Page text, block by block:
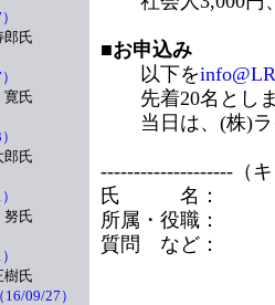
氏
氏
氏
氏
氏
09/27）
■お申込み
以下を
先着20名としま
当日は、(株)ラ
--------------------（
氏 名：
所属・役職：
質問 など：